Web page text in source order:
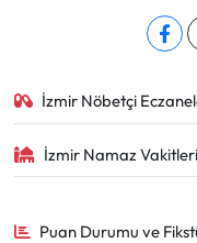
İzmir Nöbetçi
İzmir Namaz Vakitleri
Puan Durumu ve